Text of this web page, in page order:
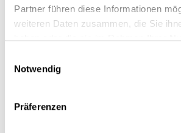
Partner führen diese Informationen
weiteren Daten zusammen, die Sie
haben oder die sie im Rahmen Ihrer
Notwendig
Präferenzen
Unser Team und wir helfen Ihnen
Vertrauen Sie der mehr als 30-